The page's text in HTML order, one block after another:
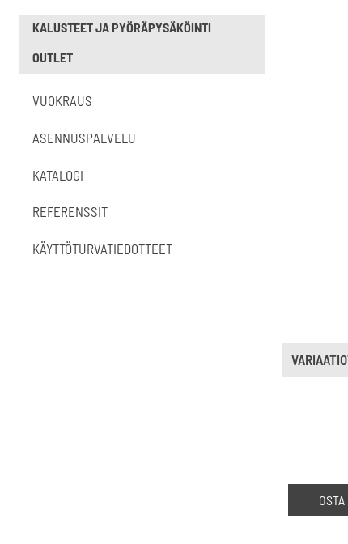
KALUSTEET JA PYÖRÄPYSÄKÖINTI
OUTLET
VUOKRAUS
ASENNUSPALVELU
KATALOGI
REFERENSSIT
KÄYTTÖTURVATIEDOTTEET
OSTA